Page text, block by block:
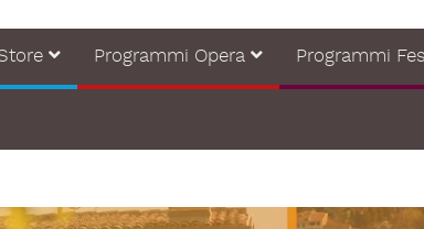
Programmi Opera Programmi